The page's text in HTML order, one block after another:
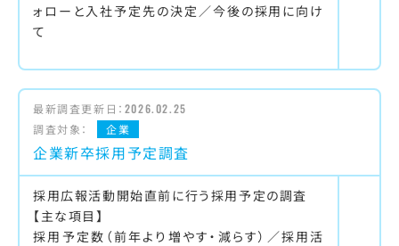
ォローと入社予定先の決定／今後の採用に向け
て
最新調査更新日： 2026.02.25
調査対象：
企業
企業新卒採用予定調査
採用広報活動開始直前に行う採用予定の調査
【主な項目】
採用予定数（前年より増やす・減らす）／採用活